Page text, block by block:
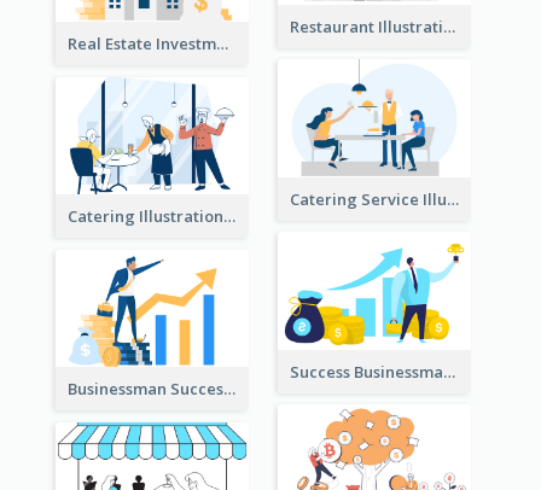
Restaurant Illustration
Real Estate Investment Illustration
Catering Service Illustration
Catering Illustration
Success Businessman Illustration
Businessman Success Illustration